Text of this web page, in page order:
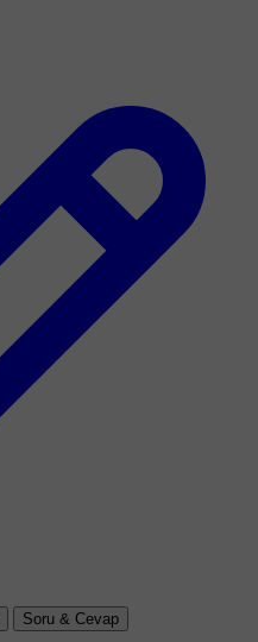
Soru & Cevap